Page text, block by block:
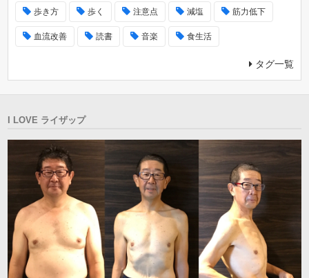
歩き方 歩く 注意点 減塩 筋力低下
血流改善 読書 音楽 食生活
タグ一覧
I LOVE ライザップ